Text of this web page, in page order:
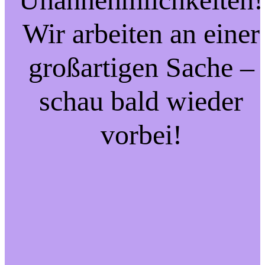
Wir arbeiten an einer
großartigen Sache –
schau bald wieder
vorbei!